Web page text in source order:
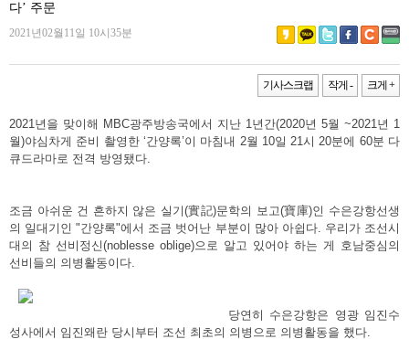
다’ 주문
2021년02월11일 10시35분
기사스크랩 작게 - 크게 +
2021년을 맞이해 MBC광주방송국에서 지난 1년간(2020년 5월 ~2021년 1
월)야심차게 준비 촬영한 ‘간양록’이 마침내 2월 10일 21시 20분에 60분 다
큐드라마로 전격 방영됐다.
조금 아쉬운 건 흔하지 않은 실기(實記)문학의 보고(寶庫)인 수은강항선생
의 일대기인 "간양록"에서 조금 벗어난 부분이 많아 아쉽다. 우리가 조선시
대의 참 선비정신(noblesse oblige)으로 알고 있어야 하는 게 호남중심의
선비들의 의병활동이다.
당연히 수은강항은 영광 임진수
성사에서 임진왜란 당시부터 조선 최초의 의병으로 의병활동을 했다.